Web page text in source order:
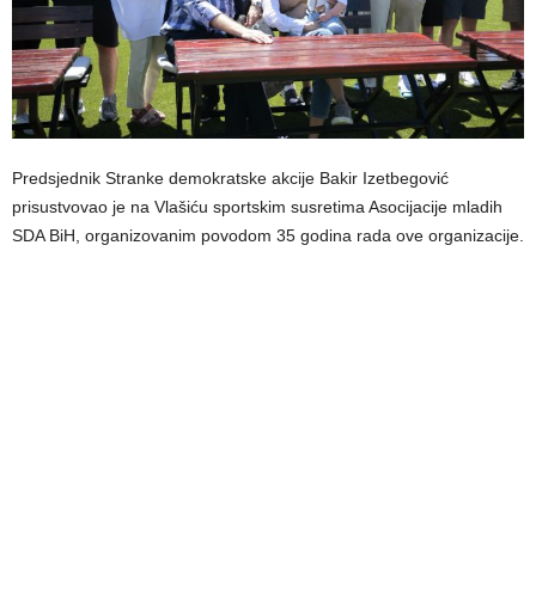
Predsjednik Stranke demokratske akcije Bakir Izetbegović
prisustvovao je na Vlašiću sportskim susretima Asocijacije mladih
SDA BiH, organizovanim povodom 35 godina rada ove organizacije.